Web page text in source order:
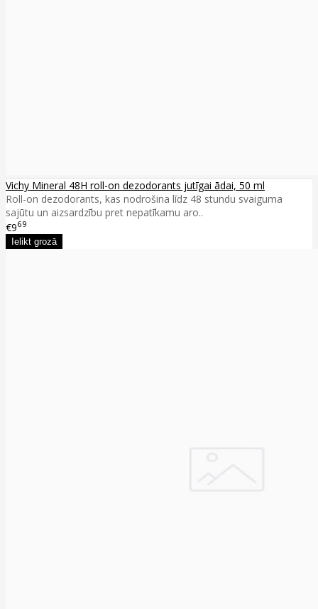
Vichy Mineral 48H roll-on dezodorants jutīgai ādai, 50 ml
Roll-on dezodorants, kas nodrošina līdz 48 stundu svaiguma
sajūtu un aizsardzību pret nepatīkamu aro..
€969